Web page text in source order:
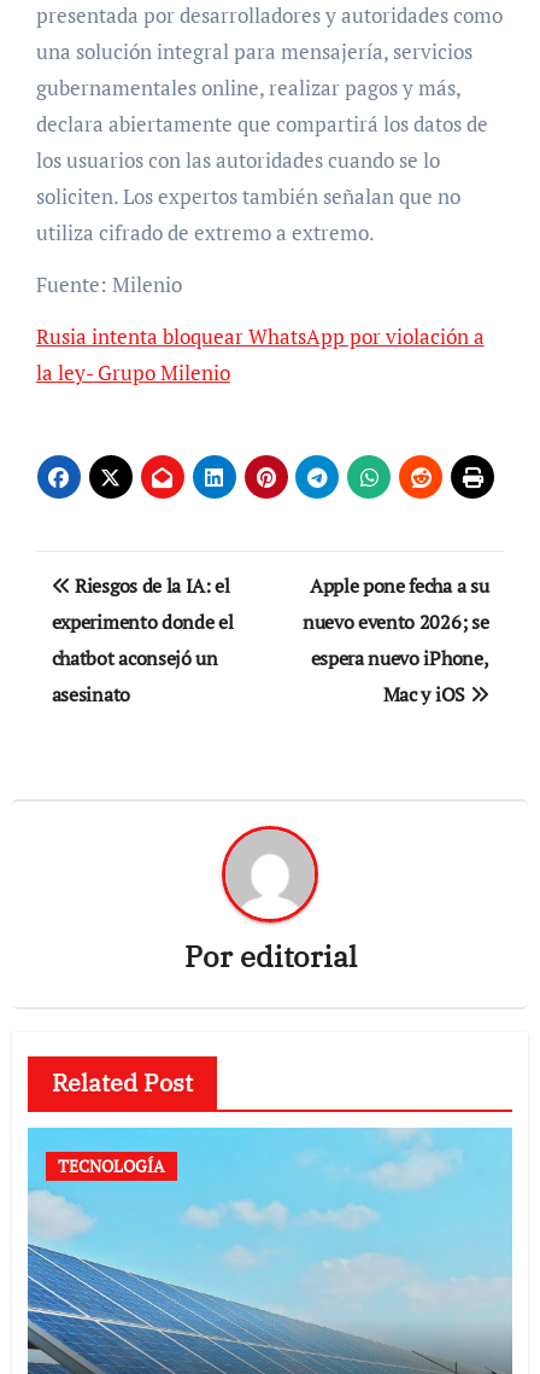
presentada por desarrolladores y autoridades como
una solución integral para mensajería, servicios
gubernamentales online, realizar pagos y más,
declara abiertamente que compartirá los datos de
los usuarios con las autoridades cuando se lo
soliciten. Los expertos también señalan que no
utiliza cifrado de extremo a extremo.
Fuente: Milenio
Rusia intenta bloquear WhatsApp por violación a
la ley- Grupo Milenio
Navegación
de
entradas
Riesgos de la IA: el
experimento donde el
chatbot aconsejó un
asesinato
Apple pone fecha a su
nuevo evento 2026; se
espera nuevo iPhone,
Mac y iOS
Poreditorial
Related Post
TECNOLOGÍA